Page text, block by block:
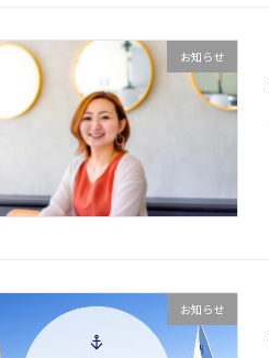
お知らせ
お知らせ